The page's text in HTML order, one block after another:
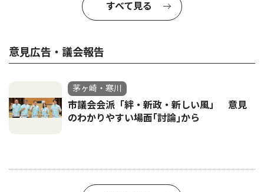
すべて見る
意見広告・議会報告
茅ヶ崎・寒川
市議会会派「絆・新政・新しい風」 意見
のわかりやすい場面｢討論｣から